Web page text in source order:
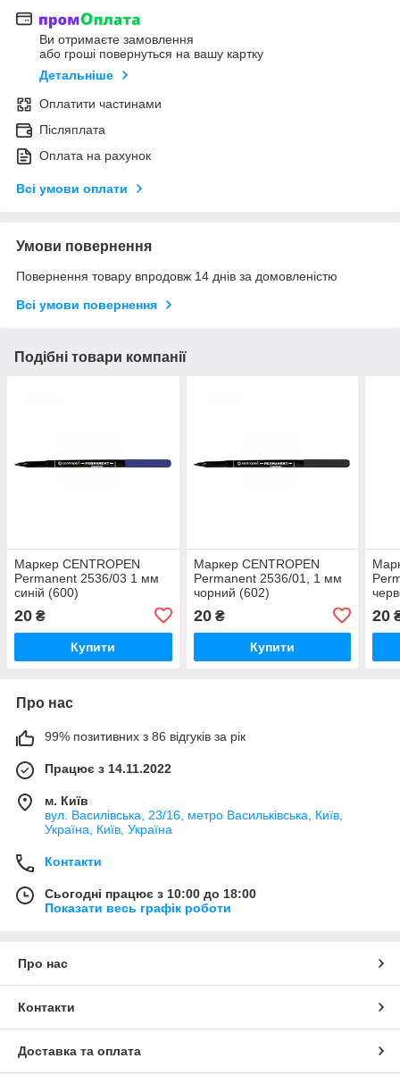
Ви отримаєте замовлення
або гроші повернуться на вашу картку
Детальніше
Оплатити частинами
Післяплата
Оплата на рахунок
Всі умови оплати
Умови повернення
Повернення товару впродовж 14 днів за домовленістю
Всі умови повернення
Подібні товари компанії
Маркер CENTROPEN
Permanent 2536/03 1 мм
синій (600)
20 ₴
Купити
Маркер CENTROPEN
Permanent 2536/01, 1 мм
чорний (602)
20₴
Купити
20
Про нас
99% позитивних з 86 відгуків за рік
Працює з 14.11.2022
м. Київ
вул. Василівська, 23/16, метро Васильківська, Київ,
Україна, Київ, Україна
Контакти
Сьогодні працює з 10:00 до 18:00
Показати весь графік роботи
Про нас
Контакти
Доставка та оплата